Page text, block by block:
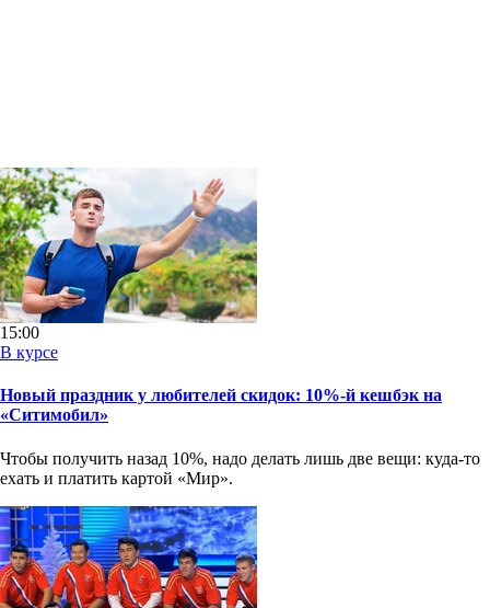
15:00
В курсе
Новый праздник у любителей скидок: 10%-й кешбэк на
«Ситимобил»
Чтобы получить назад 10%, надо делать лишь две вещи: куда-то
ехать и платить картой «Мир».